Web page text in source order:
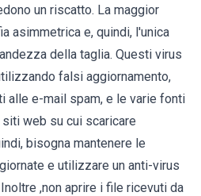
un riscatto. La maggior
asimmetrica e, quindi, l'unica
della taglia. Questi virus
falsi aggiornamento,
alle e-mail spam, e le varie fonti
web su cui scaricare
bisogna mantenere le
e utilizzare un anti-virus
,non aprire i file ricevuti da